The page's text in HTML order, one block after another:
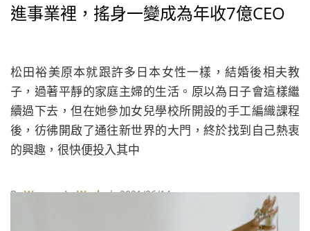
進事業裡，搖身一變成為年收7億CEO
松田裕美原本就跟許多日本女性一樣，結婚後相夫教
子，過著平靜的家庭主婦的生活。原以為日子會這樣繼
續過下去，但在她參加女兒學校所開設的手工編織課程
後，彷彿開啟了通往新世界的大門，終於找到自己熱衷
的興趣，很快便投入其中
ByWomen In Work| 2021/06/14